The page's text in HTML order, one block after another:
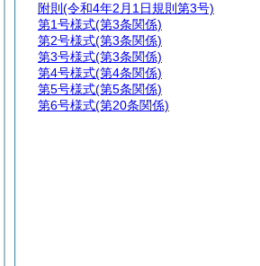
附則 (令和4年2月1日規則第3号)
第1号様式(第3条関係)
第2号様式(第3条関係)
第3号様式(第3条関係)
第4号様式(第4条関係)
第5号様式(第5条関係)
第6号様式(第20条関係)